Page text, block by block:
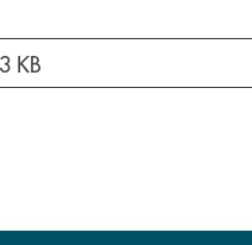
una nuova finestra
KB